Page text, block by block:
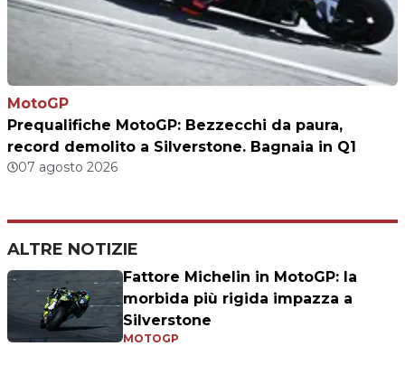
MotoGP
Prequalifiche MotoGP: Bezzecchi da paura,
record demolito a Silverstone. Bagnaia in Q1
07 agosto 2026
ALTRE NOTIZIE
Fattore Michelin in MotoGP: la
morbida più rigida impazza a
Silverstone
MOTOGP